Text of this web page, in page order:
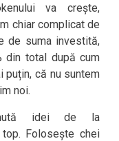
va crește,
chiar complicat de
de suma investită,
din total după cum
puțin, că nu suntem
noi.
idei de la
Folosește chei